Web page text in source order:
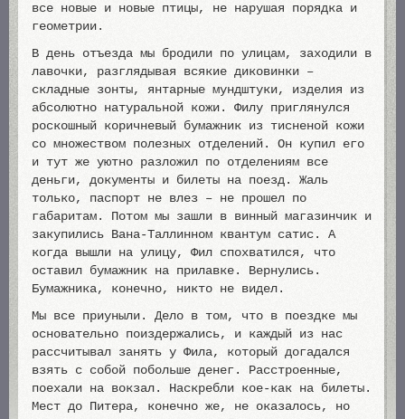
все новые и новые птицы, не нарушая порядка и
геометрии.
В день отъезда мы бродили по улицам, заходили в
лавочки, разглядывая всякие диковинки –
складные зонты, янтарные мундштуки, изделия из
абсолютно натуральной кожи. Филу приглянулся
роскошный коричневый бумажник из тисненой кожи
со множеством полезных отделений. Он купил его
и тут же уютно разложил по отделениям все
деньги, документы и билеты на поезд. Жаль
только, паспорт не влез – не прошел по
габаритам. Потом мы зашли в винный магазинчик и
закупились Вана-Таллинном квантум сатис. А
когда вышли на улицу, Фил спохватился, что
оставил бумажник на прилавке. Вернулись.
Бумажника, конечно, никто не видел.
Мы все приуныли. Дело в том, что в поездке мы
основательно поиздержались, и каждый из нас
рассчитывал занять у Фила, который догадался
взять с собой побольше денег. Расстроенные,
поехали на вокзал. Наскребли кое-как на билеты.
Мест до Питера, конечно же, не оказалось, но